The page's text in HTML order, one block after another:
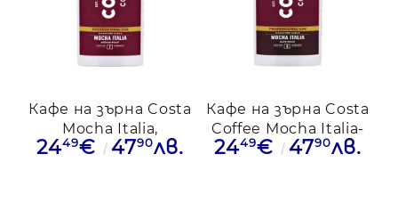
Кафе на зърна Costa
Mocha Italia,
Medium Roast, 1кг.
2449€ 4790лв.
Кафе на зърна Costa
Coffee Mocha Italia-
Dark Roast, 1кг.
2449€ 4790лв.